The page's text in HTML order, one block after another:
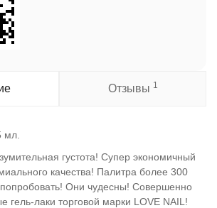
Отзывы 1
мл.
густота! Супер экономичный
качества! Палитра более 300
Они чудесны! Совершенно
гель-лаки торговой марки LOVE NAIL!